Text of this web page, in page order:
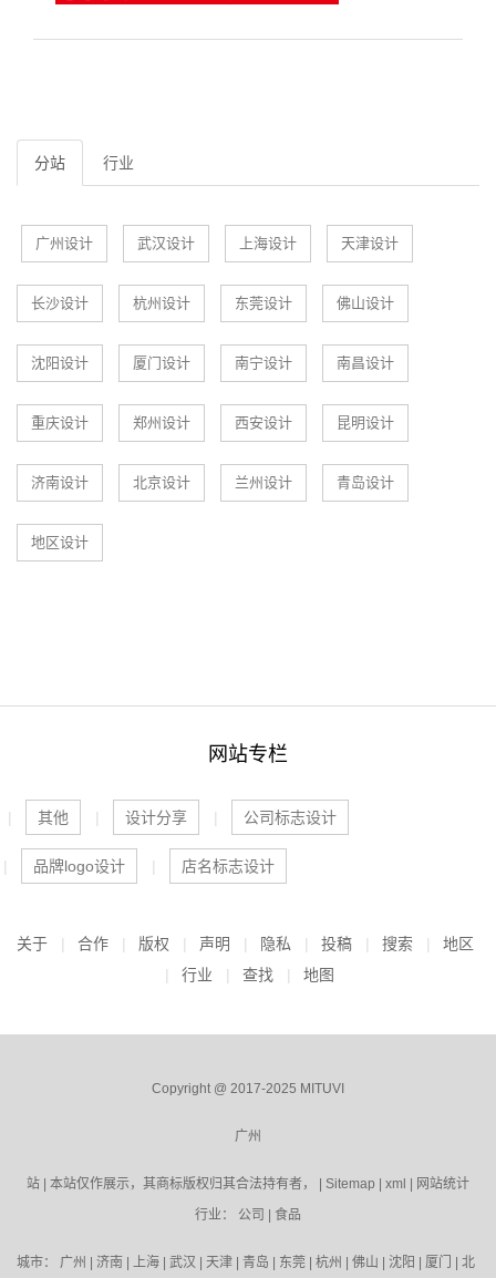
分站 行业
广州设计 武汉设计 上海设计 天津设计
长沙设计 杭州设计 东莞设计 佛山设计
沈阳设计 厦门设计 南宁设计 南昌设计
重庆设计 郑州设计 西安设计 昆明设计
济南设计 北京设计 兰州设计 青岛设计
地区设计
网站专栏
其他 设计分享 公司标志设计
品牌logo设计 店名标志设计
关于 合作 版权 声明 隐私 投稿 搜索
地区
行业
查找 地图
Copyright @ 2017-2025 MITUVI
广州
站 | 本站仅作展示，其商标版权归其合法持有者， | Sitemap xml
网站统计
行业： 公司 食品
城市： 广州 济南 上海| 武汉 天津| 青岛 东莞| 杭州 佛山 沈阳 厦门 北